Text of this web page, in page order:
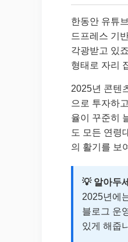
한동안 유튜
드프레스 기
각광받고 있
형태로 자리
2025년 콘텐
으로 투자하
율이 꾸준히
도 모든 연령
의 활기를 보
💡 알아두
2025년에
블로그 운
있게 해줍